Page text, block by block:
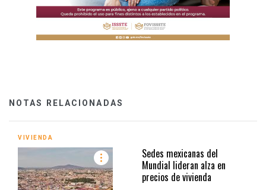
NOTAS RELACIONADAS
VIVIENDA
Sedes mexicanas del
Mundial lideran alza en
precios de vivienda